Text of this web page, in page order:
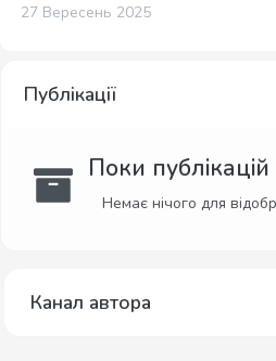
27 Вересень 2025
Канал автора
Публікації
Поки
Немає нічого для